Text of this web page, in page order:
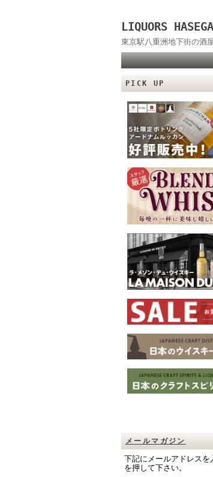
LIQUORS
東京駅八重洲地下街の酒
PICK UP
メールマガジン
下記にメールアドレスを
を押して下さい。